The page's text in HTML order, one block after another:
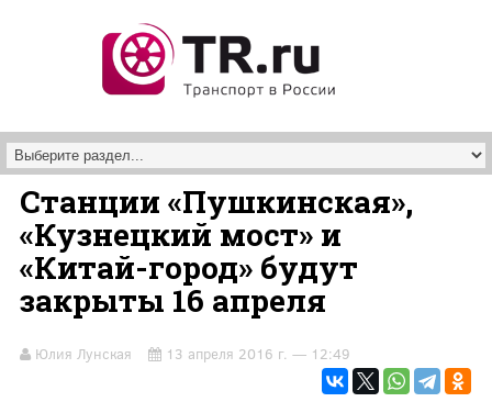
Станции «Пушкинская»,
«Кузнецкий мост» и
«Китай-город» будут
закрыты 16 апреля
Юлия Лунская 13 апреля 2016 г. — 12:49